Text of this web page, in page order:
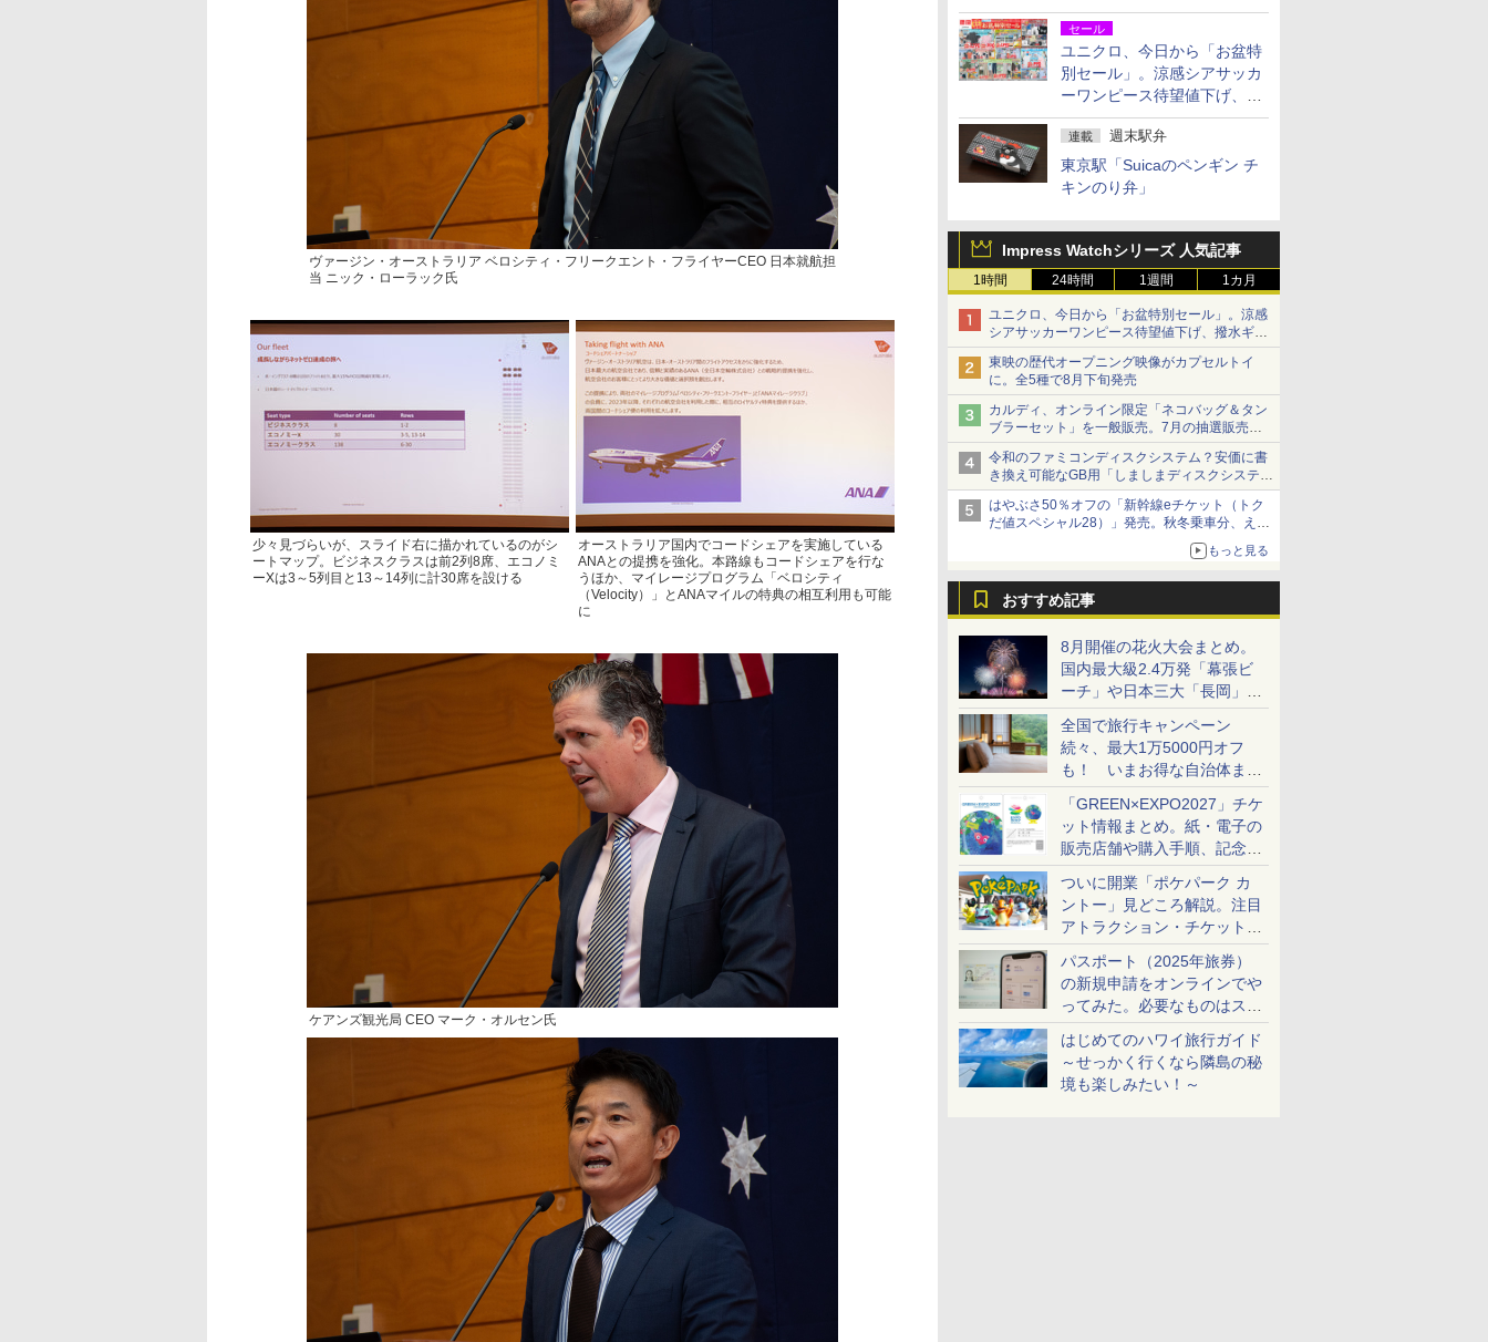
「空港西出口」の利用検討を
セール
ユニクロ、今日から「お盆特
別セール」。涼感シアサッカ
ーワンピース待望値下げ、撥
水ギアショーツは1990円に
連載 週末駅弁
東京駅「Suicaのペンギン チ
キンのり弁」
Impress Watchシリーズ 人気記事
1時間 24時間 1週間 1カ月
ユニクロ、今日から「お盆特別セール」。涼感
シアサッカーワンピース待望値下げ、撥水ギア
ショーツは1990円に
東映の歴代オープニング映像がカプセルトイ
に。全5種で8月下旬発売
カルディ、オンライン限定「ネコバッグ＆タン
ブラーセット」を一般販売。7月の抽選販売の
当選無効分
令和のファミコンディスクシステム？安価に書
き換え可能なGB用「しましまディスクシステ
ム」
はやぶさ50％オフの「新幹線eチケット（トク
だ値スペシャル28）」発売。秋冬乗車分、えき
もっと見る
おすすめ記事
8月開催の花火大会まとめ。
国内最大級2.4万発「幕張ビ
ーチ」や日本三大「長岡」な
ど大型イベント目白押し！
全国で旅行キャンペーン
続々、最大1万5000円オフ
も！ いまお得な自治体まと
め
「GREEN×EXPO2027」チケ
ット情報まとめ。紙・電子の
販売店舗や購入手順、記念チ
ケットも解説
ついに開業「ポケパーク カ
ントー」見どころ解説。注目
アトラクション・チケット手
配・来場前に必要な準備は？
パスポート（2025年旅券）
の新規申請をオンラインでや
ってみた。必要なものはスマ
ホとマイナカードのみ
はじめてのハワイ旅行ガイド
～せっかく行くなら隣島の秘
境も楽しみたい！～
ヴァージン・オーストラリア ベロシティ・フリークエント・フライヤーCEO 日本就航担
当 ニック・ローラック氏
少々見づらいが、スライド右に描かれているのがシ
ートマップ。ビジネスクラスは前2列8席、エコノミ
ーXは3～5列目と13～14列に計30席を設ける
オーストラリア国内でコードシェアを実施している
ANAとの提携を強化。本路線もコードシェアを行な
うほか、マイレージプログラム「ベロシティ
（Velocity）」とANAマイルの特典の相互利用も可能
に
ケアンズ観光局 CEO マーク・オルセン氏